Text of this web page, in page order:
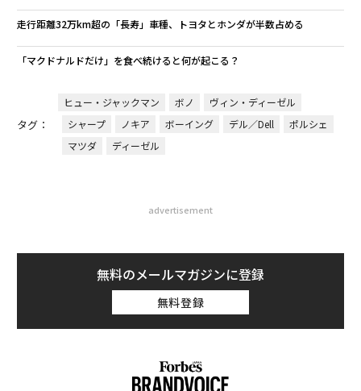
走行距離32万km超の「長寿」車種、トヨタとホンダが半数占める
「マクドナルドだけ」を食べ続けると何が起こる？
タグ：
ヒュー・ジャックマン ボノ
ヴィン・ディーゼル
シャープ
ノキア ボーイング デル／Dell
ポルシェ
マツダ
ディーゼル
advertisement
無料のメールマガジンに登録
無料登録